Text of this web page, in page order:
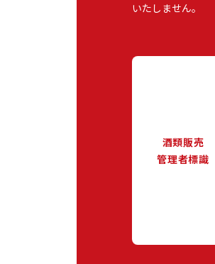
いたしません。
酒類販売
管理者標識